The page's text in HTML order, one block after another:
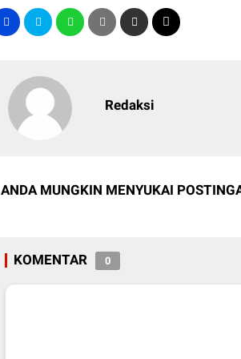
Redaksi
ANDA MUNGKIN MENYUKAI
KOMENTAR 0